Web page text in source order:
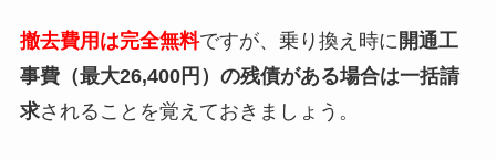
撤去費用は完全無料ですが、乗り換え時に 開通工
事費（最大26,400円）の残債がある場合は一括請
求されることを覚えておきましょう。